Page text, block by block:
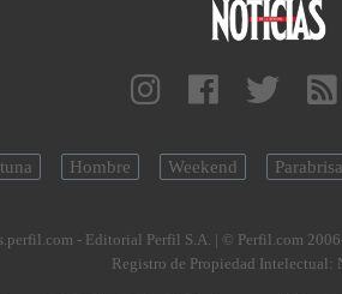
Hombre Weekend
- Editorial Perfil S.A. | © Perfil.com
Registro de Propiedad Intelectual: